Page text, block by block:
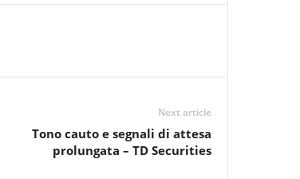
Next article
Tono cauto e segnali di attesa
prolungata – TD Securities